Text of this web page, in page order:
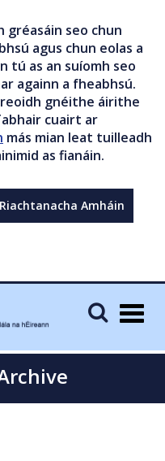
gréasáin seo chun
agus chun eolas a
tú as an suíomh seo
againn a fheabhsú.
gnéithe áirithe
cuairt ar
más mian leat tuilleadh
as fianáin.
Amháin